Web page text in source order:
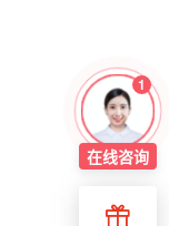
1
在线咨询